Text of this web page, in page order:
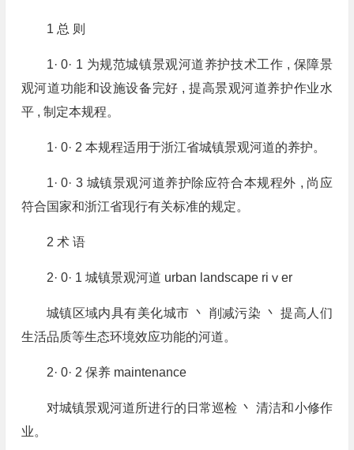
1 总 则
1· 0· 1 为规范城镇景观河道养护技术工作 , 保障景
观河道功能和设施设备完好 , 提高景观河道养护作业水
平 , 制定本规程。
1· 0· 2 本规程适用于浙江省城镇景观河道的养护。
1· 0· 3 城镇景观河道养护除应符合本规程外 , 尚应
符合国家和浙江省现行有关标准的规定。
2 术 语
2· 0· 1 城镇景观河道 urban landscape riⅴer
城镇区域内具有美化城市 丶 削减污染 丶 提高人们
生活品质等生态环境效应功能的河道。
2· 0· 2 保养 maintenance
对城镇景观河道所进行的日常巡检 丶 清洁和小修作
业。